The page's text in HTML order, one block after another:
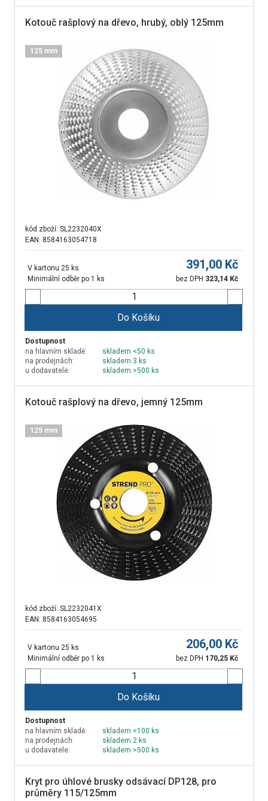
Kotouč rašplový na dřevo, hrubý, oblý 125mm
125 mm
kód zboží: SL2232040X
EAN: 8584163054718
V kartonu 25 ks
Minimální odběr po 1 ks
391,00 Kč
bez DPH 323,14 Kč
Do Košíku
Dostupnost
na hlavním skladě:
skladem <50 ks
na prodejnách:
skladem 3 ks
u dodavatele:
skladem >500 ks
Kotouč rašplový na dřevo, jemný 125mm
125 mm
kód zboží: SL2232041X
EAN: 8584163054695
V kartonu 25 ks
Minimální odběr po 1 ks
206,00 Kč
bez DPH 170,25 Kč
Do Košíku
Dostupnost
na hlavním skladě:
skladem <100 ks
na prodejnách:
skladem 2 ks
u dodavatele:
skladem >500 ks
Kryt pro úhlové brusky odsávací DP128, pro
průměry 115/125mm